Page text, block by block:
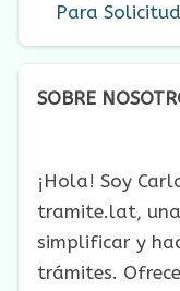
Para
SOBRE
¡Hola! Soy
tramite.lat,
simplificar y
trámites.